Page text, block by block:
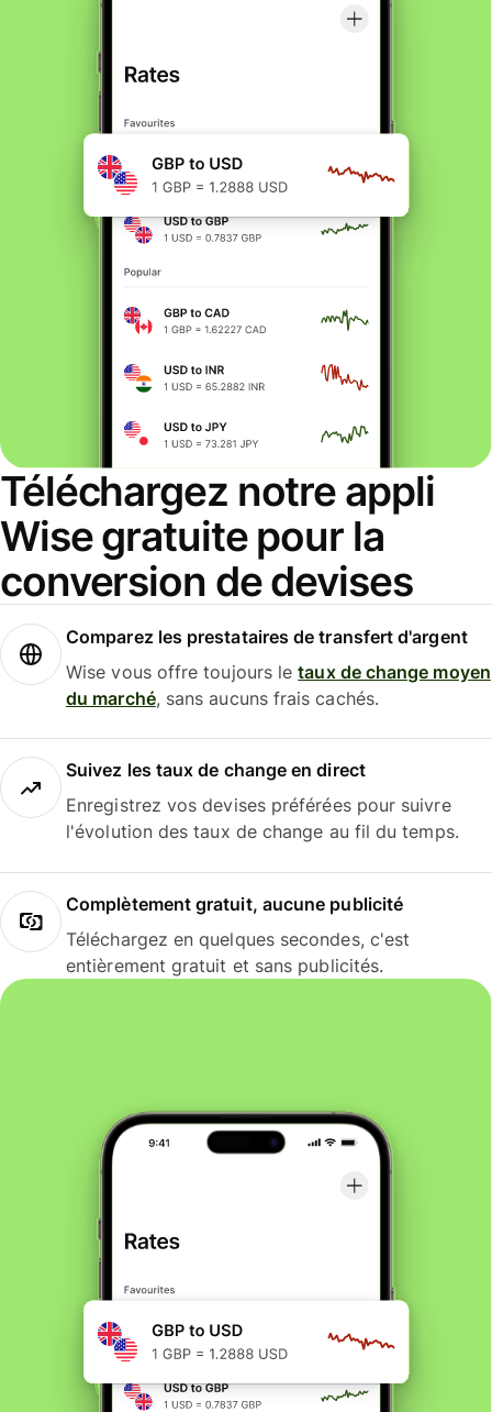
Téléchargez notre appli
Wise gratuite pour la
conversion de devises
Comparez les prestataires de transfert d'argent
Wise vous offre toujours letaux de change moyen
du marché, sans aucuns frais cachés.
Suivez les taux de change en direct
Enregistrez vos devises préférées pour suivre
l'évolution des taux de change au fil du temps.
Complètement gratuit, aucune publicité
Téléchargez en quelques secondes, c'est
entièrement gratuit et sans publicités.